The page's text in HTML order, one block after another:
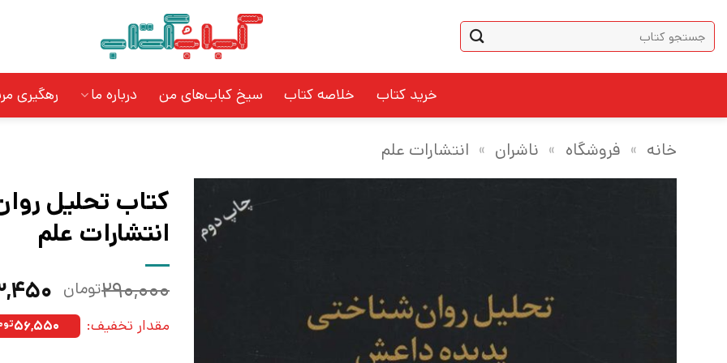
content
جستجو
برای:
خرید کتاب خلاصه کتاب سیخ کباب‌های من درباره ما رهگیری
خانه » فروشگاه » ناشران » انتشارات علم
کتاب تحلیل
انتشارات علم
۲۹۰,۰۰۰تومان قیمت
اصلی: مقدار تخفیف: ۵۶,۵۵۰